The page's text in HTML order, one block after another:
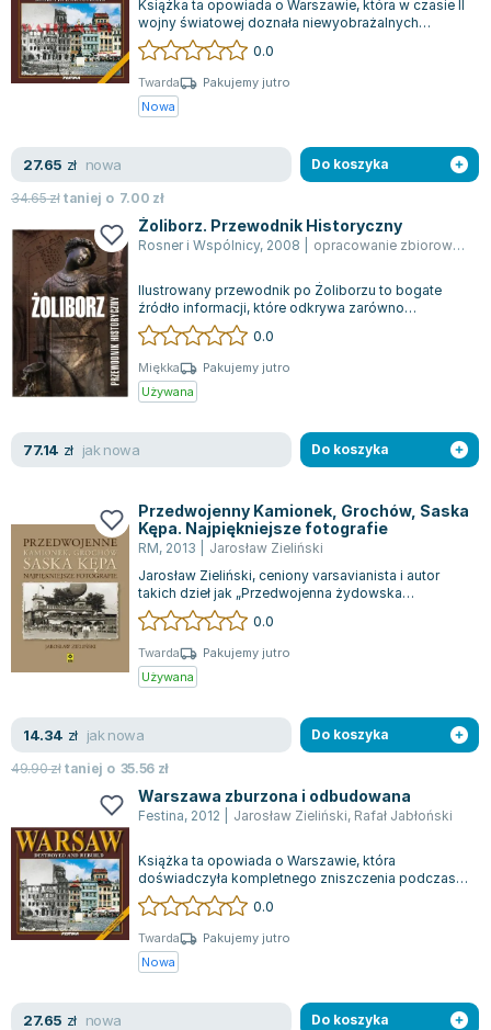
Książka ta opowiada o Warszawie, która w czasie II
wojny światowej doznała niewyobrażalnych
zniszczeń, ale podjęła się heroicznego...
0.0
Twarda
Pakujemy jutro
Nowa
27.65 zł nowa
34.65złtaniej o 7.00 zł
Do koszyka
Żoliborz. Przewodnik Historyczny
Rosner i Wspólnicy, 2008 opracowanie zbiorowe,
Ilustrowany przewodnik po Żoliborzu to bogate
źródło informacji, które odkrywa zarówno
historyczne, jak i współczesne aspekty tej...
0.0
Miękka
Pakujemy jutro
Używana
77.14 zł jak nowa Do koszyka
Przedwojenny Kamionek, Grochów, Saska
Kępa. Najpiękniejsze fotografie
RM, 2013
Jarosław Zieliński
Jarosław Zieliński, ceniony varsavianista i autor
takich dzieł jak „Przedwojenna żydowska
Warszawa” oraz „Przedwojenne śródmieście...
0.0
Twarda
Pakujemy jutro
Używana
14.34 zł jak nowa
49.90złtaniej o 35.56 zł
Do koszyka
Warszawa zburzona i odbudowana
Festina, 2012 Jarosław Zieliński, Rafał Jabłoński
Książka ta opowiada o Warszawie, która
doświadczyła kompletnego zniszczenia podczas II
wojny światowej, a następnie została odbudo...
0.0
Twarda
Pakujemy jutro
Nowa
27.65 zł nowa Do koszyka